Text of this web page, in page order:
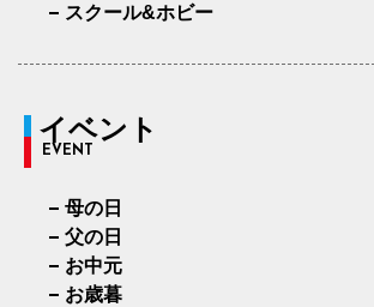
スクール&ホビー
イベント
EVENT
母の日
父の日
お中元
お歳暮